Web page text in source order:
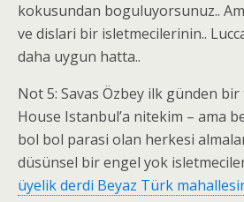
kokusundan boguluyorsunuz..
ve dislari bir isletmecilerinin..
daha uygun hatta..
Not 5: Savas Özbey ilk günden
House Istanbul’a nitekim – ama
bol bol parasi olan herkesi
düsünsel bir engel yok
üyelik derdi Beyaz Türk